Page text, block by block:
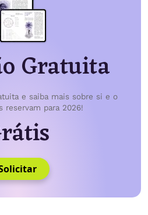
Gratuita
e saiba mais sobre si e o
reservam para 2026!